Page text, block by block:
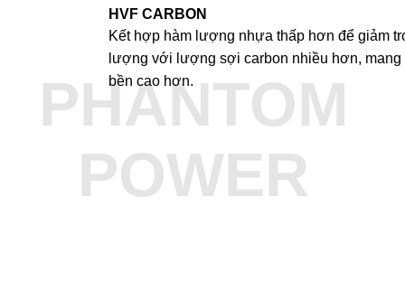
HVF CARBON
Kết hợp hàm lượng nhựa thấp hơn để giảm
lượng với lượng sợi carbon nhiều hơn, mang
bền cao hơn.
PHANTOM
POWER